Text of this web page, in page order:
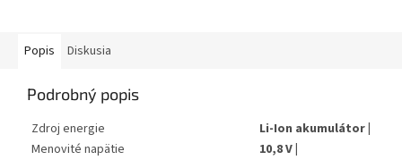
Popis Diskusia
Podrobný popis
Zdroj energie
Li-Ion akumulátor |
Menovité napätie
10,8 V |